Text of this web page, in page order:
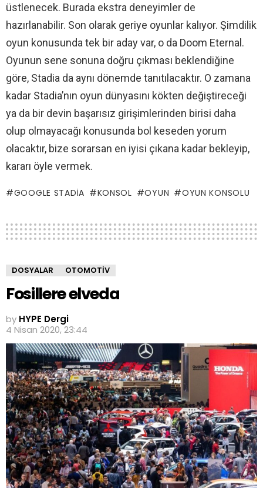
üstlenecek. Burada ekstra deneyimler de
hazırlanabilir. Son olarak geriye oyunlar kalıyor. Şimdilik
oyun konusunda tek bir aday var, o da Doom Eternal.
Oyunun sene sonuna doğru çıkması beklendiğine
göre, Stadia da aynı dönemde tanıtılacaktır. O zamana
kadar Stadia’nın oyun dünyasını kökten değiştireceği
ya da bir devin başarısız girişimlerinden birisi daha
olup olmayacağı konusunda bol keseden yorum
olacaktır, bize sorarsan en iyisi çıkana kadar bekleyip,
kararı öyle vermek.
GOOGLE STADIA KONSOL OYUN OYUN KONSOLU
DOSYALAR OTOMOTIV
Fosillere elveda
by HYPE Dergi
4 Nisan 2020, 23:44